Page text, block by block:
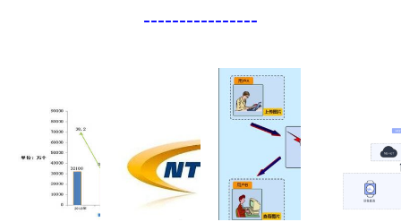
----------------